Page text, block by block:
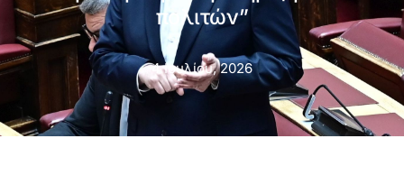
πολιτών”
4 Ιουλίου, 2026